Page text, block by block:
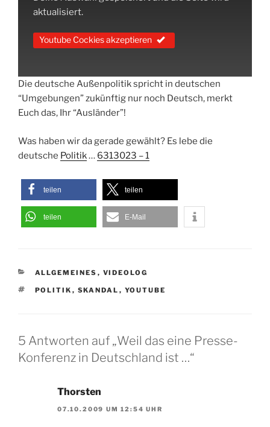
aktualisiert.
Youtube Cockies akzeptieren
Die deutsche Außenpolitik spricht in deutschen
“Umgebungen” zukünftig nur noch Deutsch, merkt
Euch das, Ihr “Ausländer”!
Was haben wir da gerade gewählt? Es lebe die
deutsche Politik… 6313023 – 1
teilen teilen
teilen E-Mail
KATEGORIEN
ALLGEMEINES , VIDEOLOG
SCHLAGWÖRTER
POLITIK , SKANDAL , YOUTUBE
5 Antworten auf „Weil das eine Presse-
Konferenz in Deutschland ist …“
Thorsten
07.10.2009 UM 12:54 UHR